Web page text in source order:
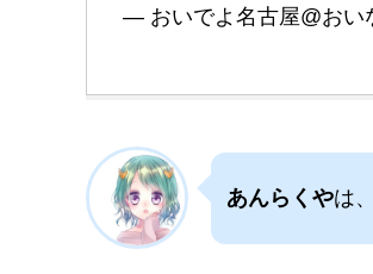
— おいでよ名古屋@おい
あんらくやは